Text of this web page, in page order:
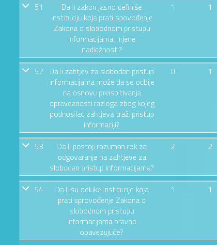
51
Da li zakon jasno definiše
instituciju koja prati spovođenje
Zakona o slobodnom pristupu
informacijama i njene
nadležnosti?
1 1
52 Da li zahtjev za slobodan pristup
informacijama može da se odbije
na osnovu preispitivanja
opravdanosti razloga zbog kojeg
podnosilac zahtjeva traži pristup
informaciji?
0 1
53
Da li postoji razuman rok za
odgovaranje na zahtjeve za
slobodan pristup informacijama?
2 2
54
Da li su odluke institucije koja
prati sprovođenje Zakona o
slobodnom pristupu
informacijama pravno
obavezujuće?
1 1